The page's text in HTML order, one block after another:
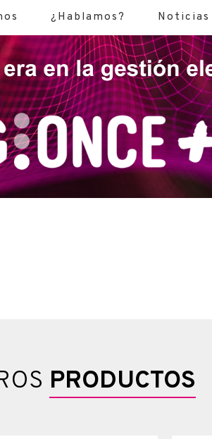
¿Hablamos? Noticias
PRODUCTOS